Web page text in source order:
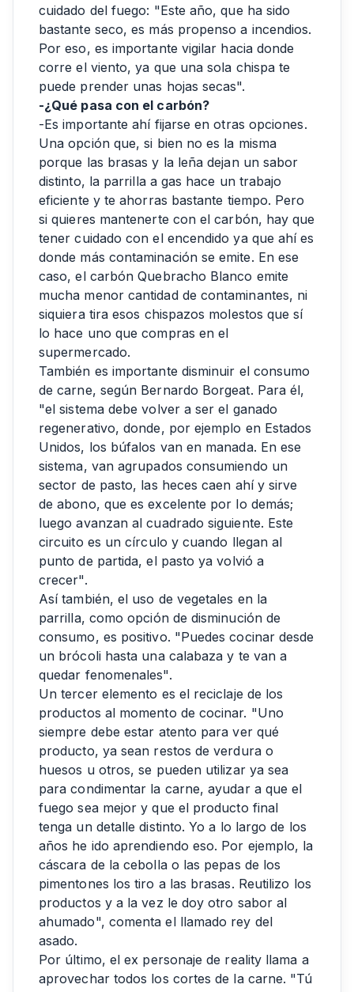
cuidado del fuego: "Este año, que ha sido
bastante seco, es más propenso a incendios.
Por eso, es importante vigilar hacia donde
corre el viento, ya que una sola chispa te
puede prender unas hojas secas".
-¿Qué pasa con el carbón?
-Es importante ahí fijarse en otras opciones.
Una opción que, si bien no es la misma
porque las brasas y la leña dejan un sabor
distinto, la parrilla a gas hace un trabajo
eficiente y te ahorras bastante tiempo. Pero
si quieres mantenerte con el carbón, hay que
tener cuidado con el encendido ya que ahí es
donde más contaminación se emite. En ese
caso, el carbón Quebracho Blanco emite
mucha menor cantidad de contaminantes, ni
siquiera tira esos chispazos molestos que sí
lo hace uno que compras en el
supermercado.
También es importante disminuir el consumo
de carne, según Bernardo Borgeat. Para él,
"el sistema debe volver a ser el ganado
regenerativo, donde, por ejemplo en Estados
Unidos, los búfalos van en manada. En ese
sistema, van agrupados consumiendo un
sector de pasto, las heces caen ahí y sirve
de abono, que es excelente por lo demás;
luego avanzan al cuadrado siguiente. Este
circuito es un círculo y cuando llegan al
punto de partida, el pasto ya volvió a
crecer".
Así también, el uso de vegetales en la
parrilla, como opción de disminución de
consumo, es positivo. "Puedes cocinar desde
un brócoli hasta una calabaza y te van a
quedar fenomenales".
Un tercer elemento es el reciclaje de los
productos al momento de cocinar. "Uno
siempre debe estar atento para ver qué
producto, ya sean restos de verdura o
huesos u otros, se pueden utilizar ya sea
para condimentar la carne, ayudar a que el
fuego sea mejor y que el producto final
tenga un detalle distinto. Yo a lo largo de los
años he ido aprendiendo eso. Por ejemplo, la
cáscara de la cebolla o las pepas de los
pimentones los tiro a las brasas. Reutilizo los
productos y a la vez le doy otro sabor al
ahumado", comenta el llamado rey del
asado.
Por último, el ex personaje de reality llama a
aprovechar todos los cortes de la carne. "Tú